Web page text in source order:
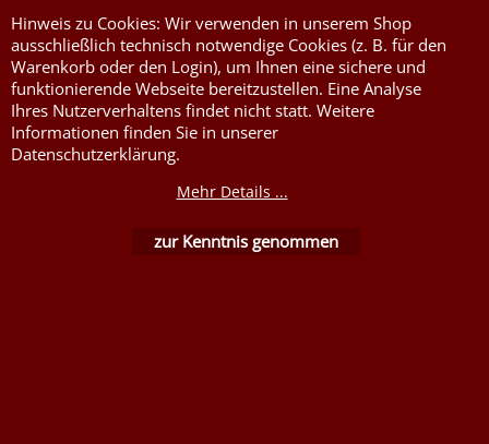
Stoffe DIN4102B1
Nessel Baumwolle natur
WebShop erstellt mit ShopFactory Shop Software.
Hinweis zu Cookies: Wir verwenden in unserem Shop
ausschließlich technisch notwendige Cookies (z. B. für den
Warenkorb oder den Login), um Ihnen eine sichere und
funktionierende Webseite bereitzustellen. Eine Analyse
Ihres Nutzerverhaltens findet nicht statt. Weitere
Informationen finden Sie in unserer
Datenschutzerklärung.
Mehr Details ...
zur Kenntnis genommen